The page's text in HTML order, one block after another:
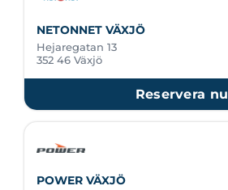
NETONNET VÄXJÖ
Hejaregatan 13
352 46 Växjö
Reservera nu
POWER VÄXJÖ